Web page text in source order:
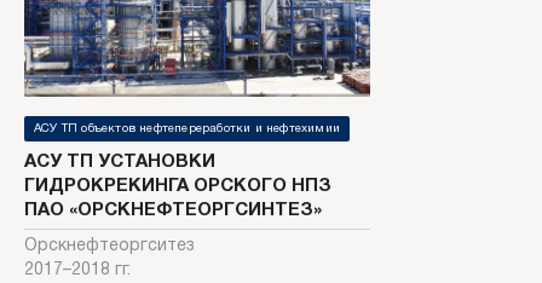
АСУ ТП объектов нефтепереработки и нефтехимии
АСУ ТП УСТАНОВКИ
ГИДРОКРЕКИНГА ОРСКОГО НПЗ
ПАО «ОРСКНЕФТЕОРГСИНТЕЗ»
Орскнефтеоргситез
2017–2018 гг.